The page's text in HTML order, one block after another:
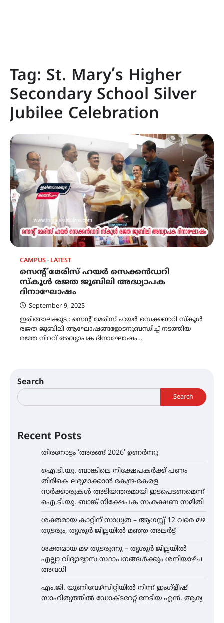
Tag: St. Mary’s Higher
Secondary School Silver
Jubilee Celebration
CAMPUS LATEST
സെന്റ് മേരിസ് ഹയർ സെക്കൻഡറി
സ്കൂൾ രജത ജൂബിലി അദ്ധ്യാപക
ദിനാഘോഷം
September 9, 2025
ഇരിങ്ങാലക്കുട : സെന്റ് മേരിസ് ഹയർ സെക്കണ്ടറി സ്കൂൾ
രജത ജൂബിലി ആഘോഷങ്ങളോടനുബന്ധിച്ച് നടത്തിയ
രജത നിറവ് അദ്ധ്യാപക ദിനാഘോഷം…
Search
Search
Recent Posts
തിരനോട്ടം ‘അരങ്ങ് 2026’ ഉണർന്നു
ഐ.ടി.യു. ബാങ്കിലെ നിക്ഷേപകർക്ക് പണം
തിരികെ ലഭ്യമാക്കാൻ കേന്ദ്ര-കേരള
സർക്കാരുകൾ അടിയന്തരമായി ഇടപെടണമെന്ന്
ഐ.ടി.യു. ബാങ്ക് നിക്ഷേപക സംരക്ഷണ സമിതി
ശക്തമായ കാറ്റിന് സാധ്യത – ആഗസ്റ്റ് 12 വരെ മഴ
തുടരും, തൃശൂർ ജില്ലയിൽ മഞ്ഞ അലർട്ട്
ശക്തമായ മഴ തുടരുന്നു – തൃശൂർ ജില്ലയിൽ
എല്ലാ വിദ്യാഭ്യാസ സ്ഥാപനങ്ങൾക്കും ശനിയാഴ്ച
അവധി
എം.ജി. യൂണിവേഴ്‌സിറ്റിയിൽ നിന്ന് ഇംഗ്ളീഷ്
സാഹിത്യത്തിൽ ഡോക്ടറേറ്റ് നേടിയ എൻ. ആര്യ